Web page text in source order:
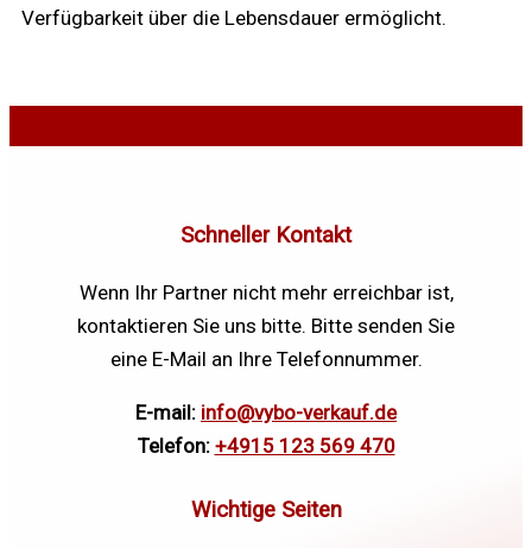
Verfügbarkeit über die Lebensdauer ermöglicht.
Schneller Kontakt
Wenn Ihr Partner nicht mehr erreichbar ist,
kontaktieren Sie uns bitte. Bitte senden Sie
eine E-Mail an Ihre Telefonnummer.
E-mail: info@vybo-verkauf.de
Telefon: +4915 123 569 470